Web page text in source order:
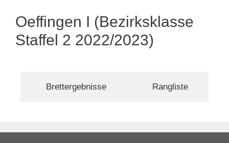
Oeffingen I (Bezirksklasse
Staffel 2 2022/2023)
Brettergebnisse Rangliste